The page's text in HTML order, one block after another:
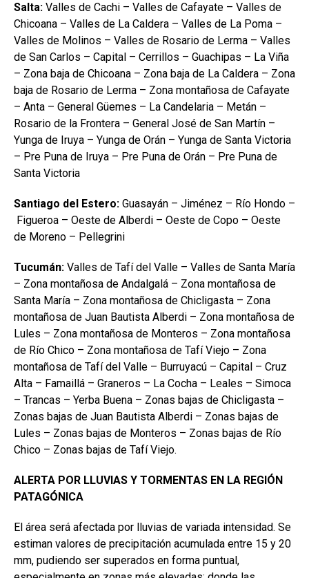
Salta: Valles de Cachi – Valles de Cafayate – Valles de
Chicoana – Valles de La Caldera – Valles de La Poma –
Valles de Molinos – Valles de Rosario de Lerma – Valles
de San Carlos – Capital – Cerrillos – Guachipas – La Viña
– Zona baja de Chicoana – Zona baja de La Caldera – Zona
baja de Rosario de Lerma – Zona montañosa de Cafayate
– Anta – General Güemes – La Candelaria – Metán –
Rosario de la Frontera – General José de San Martín –
Yunga de Iruya – Yunga de Orán – Yunga de Santa Victoria
– Pre Puna de Iruya – Pre Puna de Orán – Pre Puna de
Santa Victoria
Santiago del Estero: Guasayán – Jiménez – Río Hondo –
Figueroa – Oeste de Alberdi – Oeste de Copo – Oeste
de Moreno – Pellegrini
Tucumán: Valles de Tafí del Valle – Valles de Santa María
– Zona montañosa de Andalgalá – Zona montañosa de
Santa María – Zona montañosa de Chicligasta – Zona
montañosa de Juan Bautista Alberdi – Zona montañosa de
Lules – Zona montañosa de Monteros – Zona montañosa
de Río Chico – Zona montañosa de Tafí Viejo – Zona
montañosa de Tafí del Valle – Burruyacú – Capital – Cruz
Alta – Famaillá – Graneros – La Cocha – Leales – Simoca
– Trancas – Yerba Buena – Zonas bajas de Chicligasta –
Zonas bajas de Juan Bautista Alberdi – Zonas bajas de
Lules – Zonas bajas de Monteros – Zonas bajas de Río
Chico – Zonas bajas de Tafí Viejo.
ALERTA POR LLUVIAS Y TORMENTAS EN LA REGIÓN
PATAGÓNICA
El área será afectada por lluvias de variada intensidad. Se
estiman valores de precipitación acumulada entre 15 y 20
mm, pudiendo ser superados en forma puntual,